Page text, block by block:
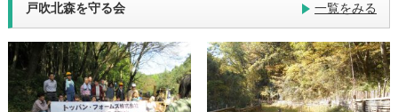
戸吹北森を守る会 一覧をみる